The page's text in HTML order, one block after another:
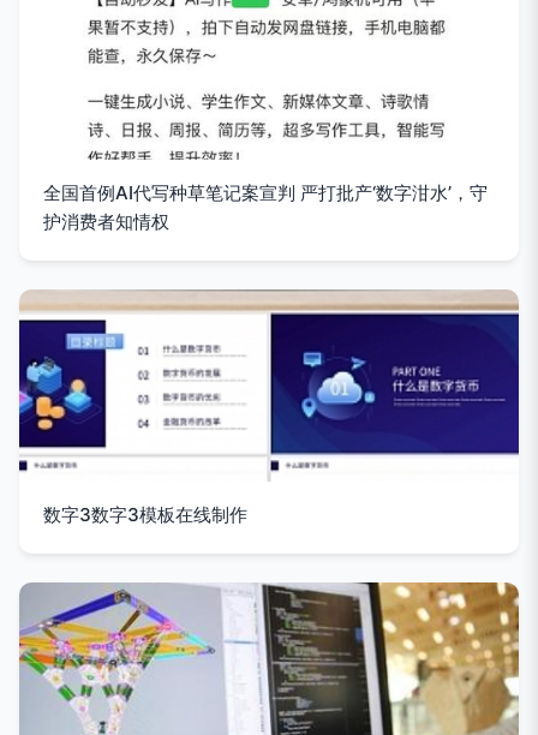
全国首例AI代写种草笔记案宣判 严打批产‘数字泔水’，守
护消费者知情权
数字3数字3模板在线制作